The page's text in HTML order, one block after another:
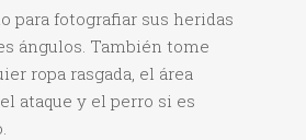
para fotografiar sus heridas
ángulos. También tome
ropa rasgada, el área
ataque y el perro si es